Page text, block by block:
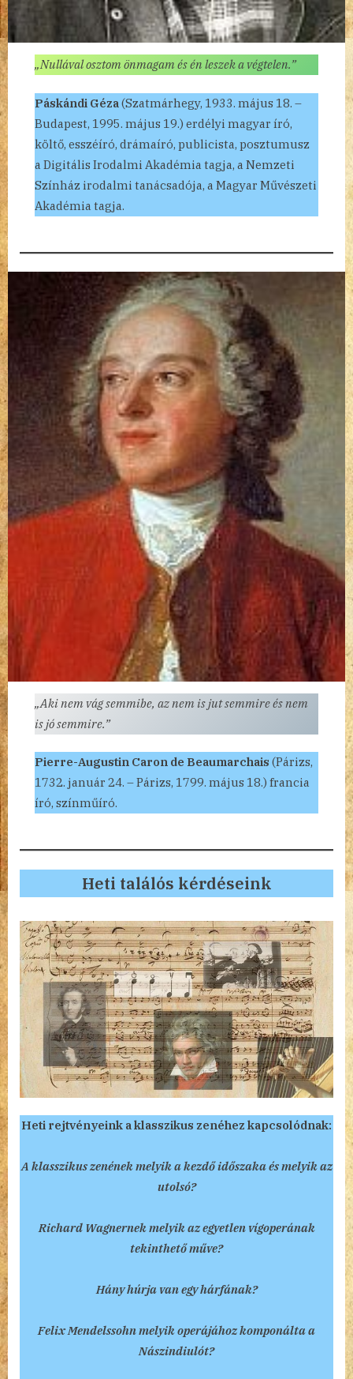
„Nullával osztom önmagam és én leszek a végtelen.”
Páskándi Géza (Szatmárhegy, 1933. május 18. –
Budapest, 1995. május 19.) erdélyi magyar író,
költő, esszéíró, drámaíró, publicista, posztumusz
a Digitális Irodalmi Akadémia tagja, a Nemzeti
Színház irodalmi tanácsadója, a Magyar Művészeti
Akadémia tagja.
„Aki nem vág semmibe, az nem is jut semmire és nem
is jó semmire.”
Pierre-Augustin Caron de Beaumarchais (Párizs,
1732. január 24. – Párizs, 1799. május 18.) francia
író, színműíró.
Heti találós kérdéseink
Heti rejtvényeink a klasszikus zenéhez kapcsolódnak:
A klasszikus zenének melyik a kezdő időszaka és melyik az
utolsó?
Richard Wagnernek melyik az egyetlen vígoperának
tekinthető műve?
Hány húrja van egy hárfának?
Felix Mendelssohn melyik operájához komponálta a
Nászindiulót?